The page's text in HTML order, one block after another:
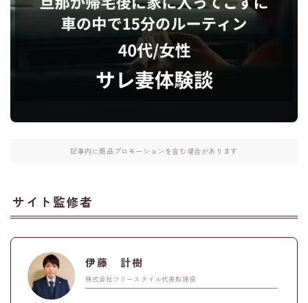
記事内に商品プロモーションを含む場合があります
サイト監修者
伊藤 計樹
株式会社フリースタイル代表取締役